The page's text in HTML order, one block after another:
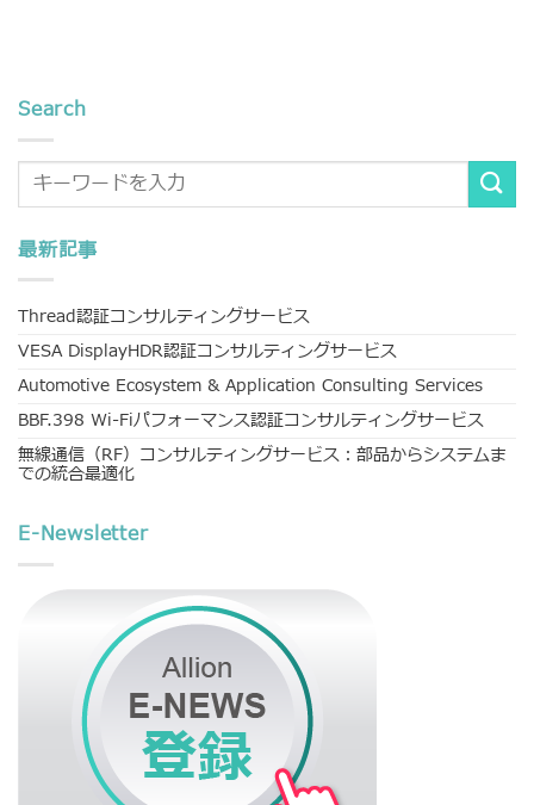
Search
最新記事
Thread認証コンサルティングサービス
VESA DisplayHDR認証コンサルティングサービス
Automotive Ecosystem & Application Consulting Services
BBF.398 Wi-Fiパフォーマンス認証コンサルティングサービス
無線通信（RF）コンサルティングサービス：部品からシステムま
での統合最適化
E-Newsletter